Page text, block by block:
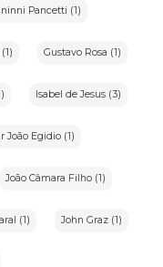
Pancetti (1)
Gustavo Rosa (1)
Isabel de Jesus (3)
João Egidio (1)
João Câmara Filho (1)
(1) John Graz (1)